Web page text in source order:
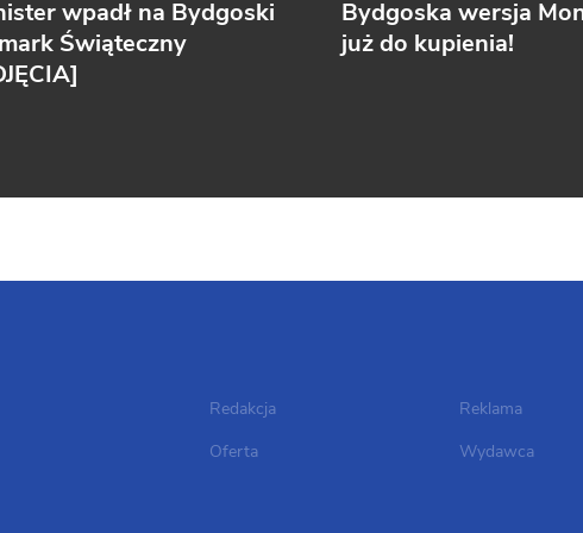
wpadł na Bydgoski
Świąteczny
Bydgoska wersja
już do kupienia!
Redakcja
Oferta
Reklama
Wydawca